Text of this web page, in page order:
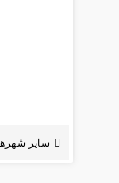
سایر